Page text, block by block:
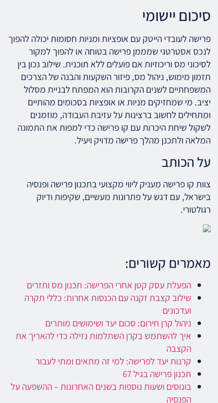
סיכום יישומי
פרישה לעובדי הייטק עם אופציות ומניות חסומות יכולה להפוך
לנכס אסטרטגי שמממן פרישה בטוחה או להפוך למקור
לסיכוני מס וריכוזיות אם פועלים ללא תוכנית. שילוב נכון בין
תזמון מימוש, ניהול מס, פיזור השקעות והבנה של הצרכים
המשפחתיים לשנים הקרובות הוא המפתח לבניית מסלול
יציב. מי שמחזיקים מניות או אופציות בסכומים מהותיים
ומתחילים לחשוב ברצינות על עזיבת העבודה, מוזמנים
לשקול שיחת היכרות עם קו פרישה כדי למפות את התמונה
המלאה ולתכנן מהלך פרישה מדויק ויעיל.
על הכותב
צוות קו פרישה מעניק ליווי מקצועי בתכנון פרישה ופנסיה
בישראל, עם דגש על פתרונות מעשיים, שקיפות ודיוק
רגולטורי.
מאמרים קשורים:
הפעלת עסק קטן אחרי הפרישה: תכנון מס ותזרים
שילוב קצבת זקנה עם הכנסות אחרות: כללי תקרה
ועדכונים
ניהול קרן חירום: סכום יעד ושימושים מותרים
איך להשתמש בקרן השתלמות נזילה כדי להאריך את
הקצבה
קרנות יעד לפרישה: למי זה מתאים ומתי לעבור
תכנון פרישה בגיל 67
בונוסים ושעות נוספות בשנים האחרונות – ההשפעה על
הפנסיה